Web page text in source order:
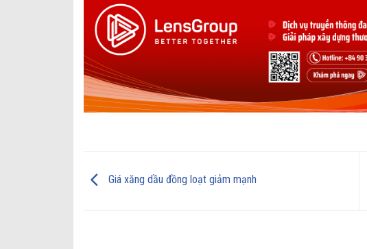
Giá xăng dầu đồng loạt giảm mạnh